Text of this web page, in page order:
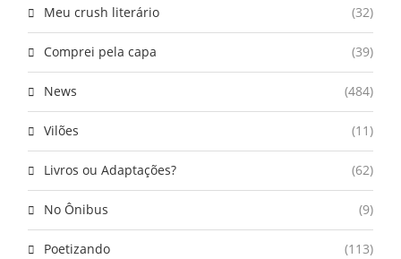
Meu crush literário (32)
Comprei pela capa (39)
News (484)
Vilões (11)
Livros ou Adaptações? (62)
No Ônibus (9)
Poetizando (113)